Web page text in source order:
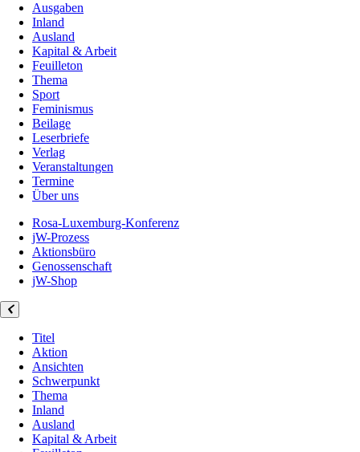
Ausgaben
Inland
Ausland
Kapital & Arbeit
Feuilleton
Thema
Sport
Feminismus
Beilage
Leserbriefe
Verlag
Veranstaltungen
Termine
Über uns
Rosa-Luxemburg-Konferenz
jW-Prozess
Aktionsbüro
Genossenschaft
jW-Shop
Titel
Aktion
Ansichten
Schwerpunkt
Thema
Inland
Ausland
Kapital & Arbeit